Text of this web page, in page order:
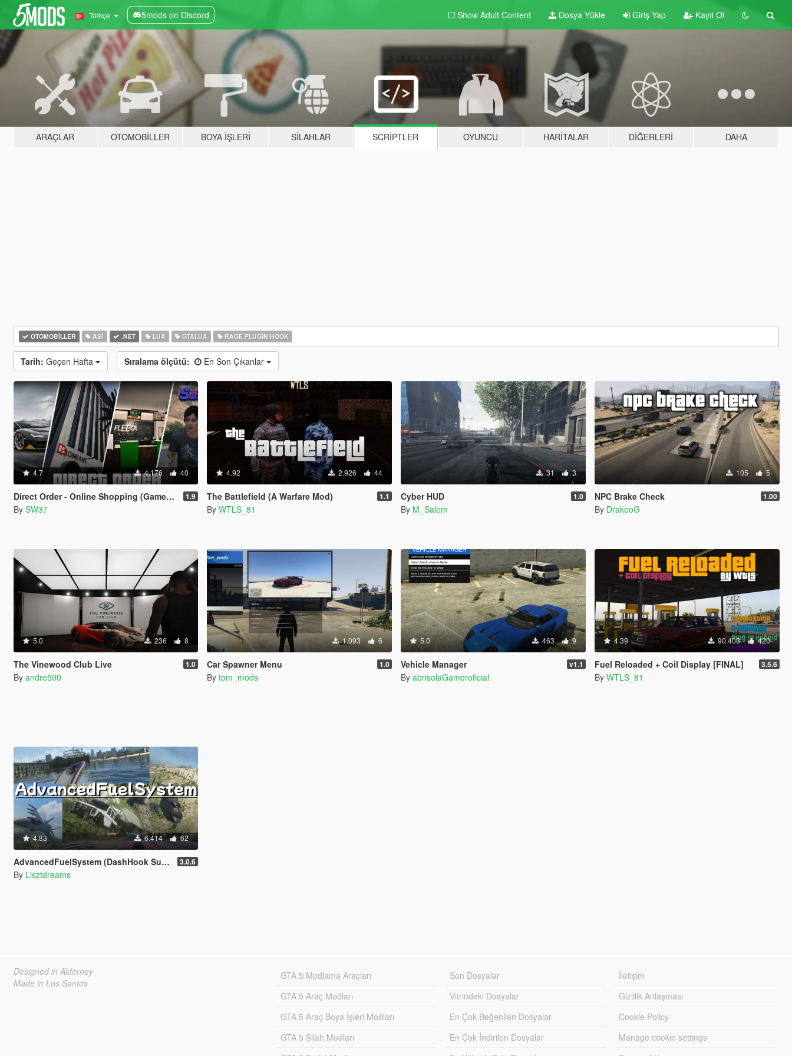
Türkçe 5mods on Discord Show Adult Content Dosya Yükle Giriş Yap Kayıt Ol
ARAÇLAR OTOMOBILLER BOYA İŞLERI SILAHLAR SCRIPTLER OYUNCU HARITALAR DIĞERLERI DAHA
OTOMOBILLER ASI .NET LUA GTALUA RAGE PLUGIN HOOK
Tarih: Geçen Hafta Sıralama ölçütü: En Son Çıkanlar
4.7 4.176 40
Direct Order - Online Shopping (Gameplay Overhaul) 1.9
By SW37
4.92 2.926 44
The Battlefield (A Warfare Mod) 1.1
By WTLS_81
31 3
Cyber HUD 1.0
By M_Salem
105 5
NPC Brake Check 1.00
By DrakeoG
5.0 236 8
The Vinewood Club Live 1.0
By andre500
1.093 6
Car Spawner Menu 1.0
By tom_mods
5.0 463 9
Vehicle Manager v1.1
By abrisolaGameroficial
4.39 90.403 420
Fuel Reloaded + Coil Display [FINAL] 3.5.6
By WTLS_81
4.83 6.414 62
AdvancedFuelSystem (DashHook Support) 3.0.6
By Lisztdreams
Designed in Alderney
Made in Los Santos
GTA 5 Modlama Araçları
GTA 5 Araç Modları
GTA 5 Araç Boya İşleri Modları
GTA 5 Silah Modları
Son Dosyalar
Vitrindeki Dosyalar
En Çok Beğenilen Dosyalar
En Çok İndirilen Dosyalar
İletişim
Gizlilik Anlaşması
Cookie Policy
Manage cookie settings